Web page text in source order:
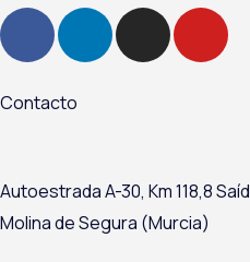
F
a
c
e
o
k
L
n
i
n
I
n
s
r
a
m
Y
o
u
e
Contacto
Autoestrada A-30, Km 118,8
Molina de Segura (Murcia)